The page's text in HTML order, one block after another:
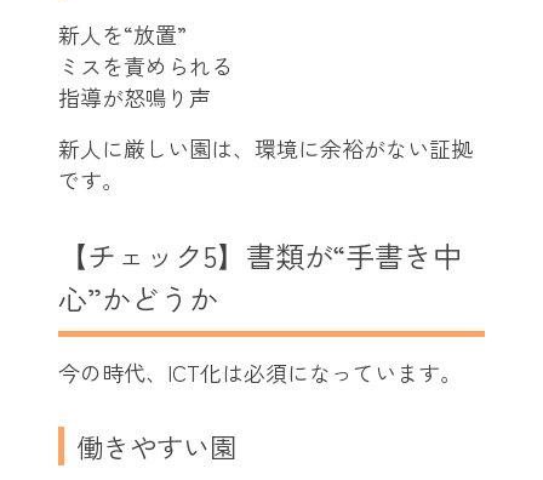
新人を“放置”
ミスを責められる
指導が怒鳴り声
新人に厳しい園は、環境に余裕がない証拠
です。
【チェック5】書類が“手書き中
心”かどうか
今の時代、ICT化は必須になっています。
働きやすい園